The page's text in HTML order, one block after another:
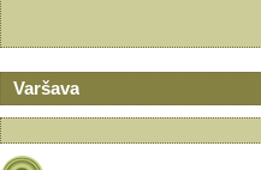
Varšava